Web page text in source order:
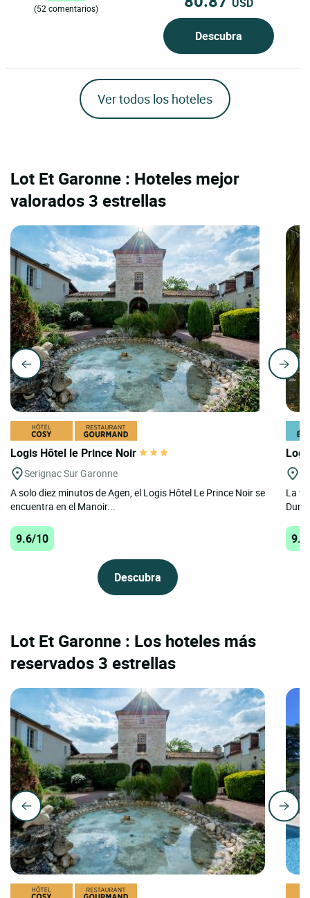
(52 comentarios)
Descubra
Ver todos los hoteles
Lot Et Garonne : Hoteles mejor
valorados 3 estrellas
Logis Hôtel le Prince Noir
Serignac Sur Garonne
A solo diez minutos de Agen, el Logis Hôtel Le Prince Noir se
encuentra en el Manoir...
9.6/10
Descubra
La
Lot Et Garonne : Los hoteles más
reservados 3 estrellas